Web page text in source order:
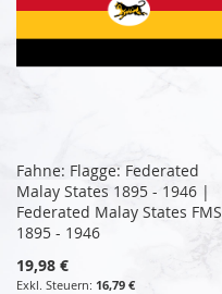
Fahne: Flagge: Federated
Malay States 1895 - 1946 |
Federated Malay States FMS
1895 - 1946
19,98 €
16,79 €